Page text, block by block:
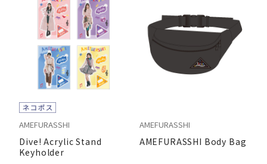
AMEFURASSHI
Dive! Acrylic Stand
Keyholder
AMEFURASSHI
AMEFURASSHI Body Bag